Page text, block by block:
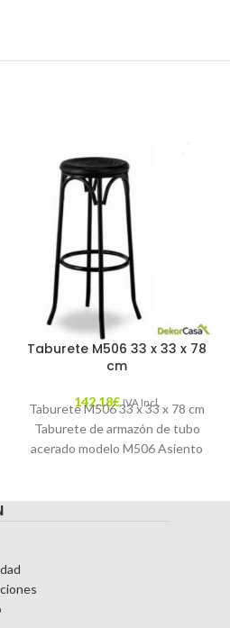
Taburete M506 33 x 33 x 78
cm
142,18€ IVA Incl.
Taburete M506 33 x 33 x 78 cm
Taburete de armazón de tubo
acerado modelo M506 Asiento